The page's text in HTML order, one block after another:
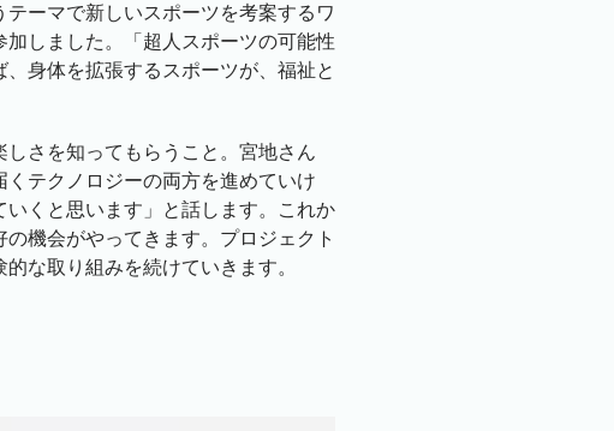
ーマで新しいスポーツを考案するワ
しました。「超人スポーツの可能性
身体を拡張するスポーツが、福祉と
さを知ってもらうこと。宮地さん
テクノロジーの両方を進めていけ
くと思います」と話します。これか
機会がやってきます。プロジェクト
な取り組みを続けていきます。